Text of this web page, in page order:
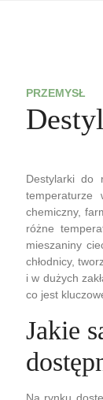
PRZEMYSŁ
Destylarki do
temperaturze
chemiczny,
różne
mieszaniny
chłodnicy,
i w dużych
co jest
Jakie